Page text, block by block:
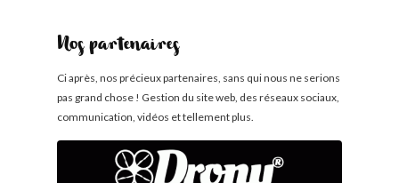
Nos partenaires
Ci après, nos précieux partenaires, sans qui nous ne serions
pas grand chose ! Gestion du site web, des réseaux sociaux,
communication, vidéos et tellement plus.